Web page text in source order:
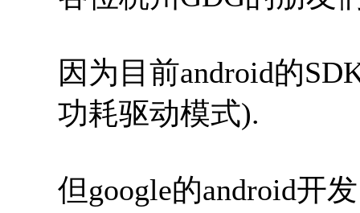
因为目前android的
功耗驱动模式).
但google的android开